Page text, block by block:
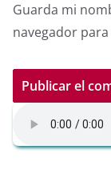
Guarda mi
navegador